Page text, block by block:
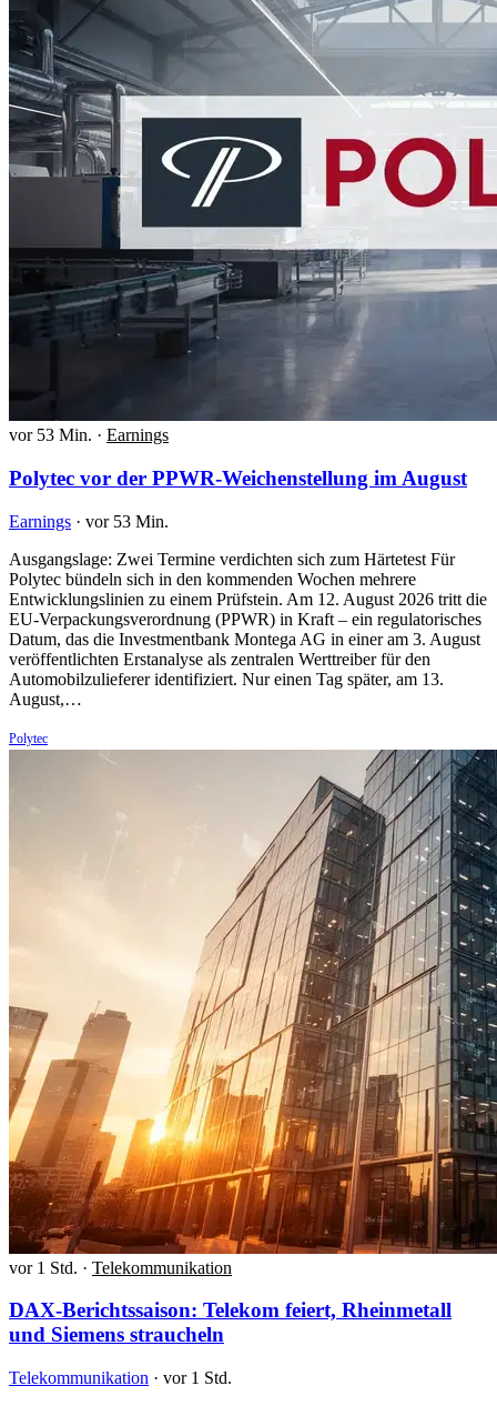
vor 53 Min. · Earnings
Polytec vor der PPWR-Weichenstellung im August
Earnings · vor 53 Min.
Ausgangslage: Zwei Termine verdichten sich zum Härtetest Für
Polytec bündeln sich in den kommenden Wochen mehrere
Entwicklungslinien zu einem Prüfstein. Am 12. August 2026 tritt die
EU-Verpackungsverordnung (PPWR) in Kraft – ein regulatorisches
Datum, das die Investmentbank Montega AG in einer am 3. August
veröffentlichten Erstanalyse als zentralen Werttreiber für den
Automobilzulieferer identifiziert. Nur einen Tag später, am 13.
August,…
Polytec
vor 1 Std. · Telekommunikation
DAX-Berichtssaison: Telekom feiert, Rheinmetall
und Siemens straucheln
Telekommunikation · vor 1 Std.